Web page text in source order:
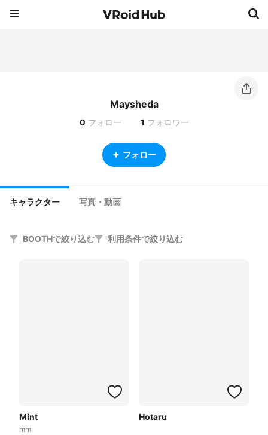
Maysheda
0 フォロー 1 フォロワー
フォロー
キャラクター 写真・動画
BOOTHで絞り込む 利用条件で絞り込む
Mint
mm
Hotaru